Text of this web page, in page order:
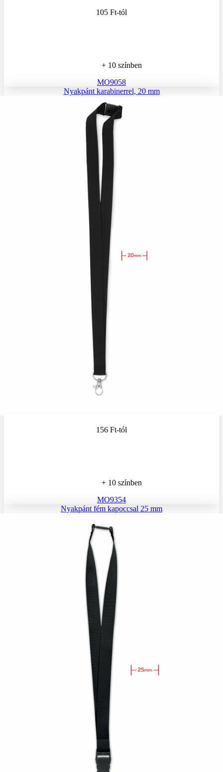
105 Ft-tól
+ 10 színben
MO9058
Nyakpánt karabinerrel, 20 mm
156 Ft-tól
+ 10 színben
MO9354
Nyakpánt fém kapoccsal 25 mm